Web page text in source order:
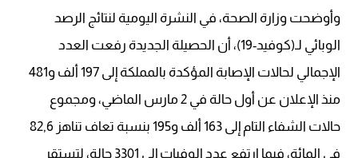
وأوضحت وزارة الصحة، في النشرة اليومية لنتائج الرصد
الوبائي لـ(كوفيد-19)، أن الحصيلة الجديدة رفعت العدد
الإجمالي لحالات الإصابة المؤكدة بالمملكة إلى 197 ألف و481
منذ الإعلان عن أول حالة في 2 مارس الماضي، ومجموع
حالات الشفاء التام إلى 163 ألف و195 بنسبة تعاف تناهز 82,6
في المائة، فيما ارتفع عدد الوفيات إلى 3301 حالة، لتستقر